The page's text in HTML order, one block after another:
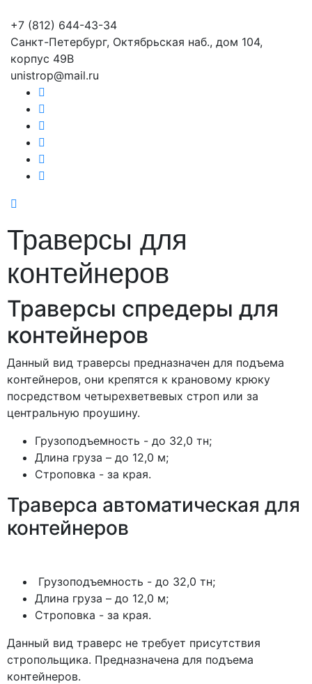
+7 (812) 644-43-34
Санкт-Петербург, Октябрьская наб., дом 104,
корпус 49В
unistrop@mail.ru
Траверсы для
контейнеров
Траверсы спредеры для
контейнеров
Данный вид траверсы предназначен для подъема
контейнеров, они крепятся к крановому крюку
посредством четырехветвевых строп или за
центральную проушину.
Грузоподъемность - до 32,0 тн;
Длина груза – до 12,0 м;
Строповка - за края.
Траверса автоматическая для
контейнеров
Грузоподъемность - до 32,0 тн;
Длина груза – до 12,0 м;
Строповка - за края.
Данный вид траверс не требует присутствия
стропольщика. Предназначена для подъема
контейнеров.